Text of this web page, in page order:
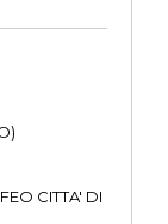
CITTA' DI